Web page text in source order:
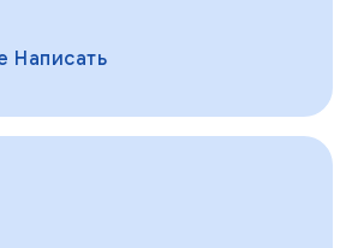
Написать